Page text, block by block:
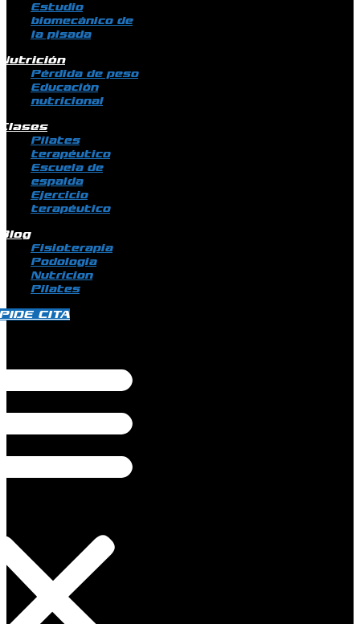
Estudio
biomecánico de
la pisada
Pérdida de peso
Educación
nutricional
Pilates
terapéutico
Escuela de
espalda
Ejercicio
terapéutico
Fisioterapia
Podologia
Nutricion
Pilates
CITA